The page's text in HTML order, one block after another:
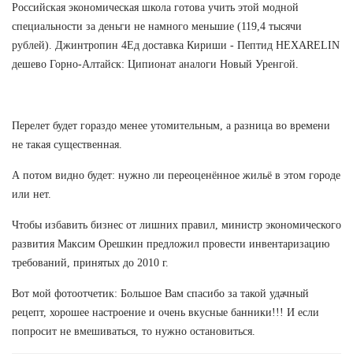
Российская экономическая школа готова учить этой модной
специальности за деньги не намного меньшие (119,4 тысячи
рублей). Джинтропин 4Ед доставка Кириши - Пептид HEXARELIN
дешево Горно-Алтайск: Ципионат аналоги Новый Уренгой.
Перелет будет гораздо менее утомительным, а разница во времени
не такая существенная.
А потом видно будет: нужно ли переоценённое жильё в этом городе
или нет.
Чтобы избавить бизнес от лишних правил, министр экономического
развития Максим Орешкин предложил провести инвентаризацию
требований, принятых до 2010 г.
Вот мой фотоотчетик: Большое Вам спасибо за такой удачный
рецепт, хорошее настроение и очень вкусные банники!!! И если
попросит не вмешиваться, то нужно остановиться.